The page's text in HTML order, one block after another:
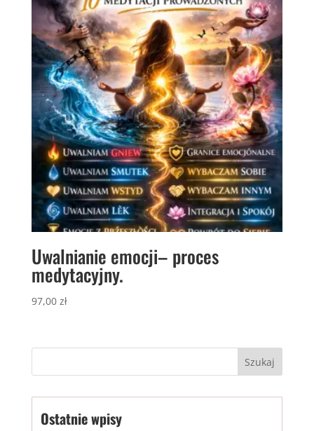
Uwalnianie emocji– proces
medytacyjny.
97,00 zł
Ostatnie wpisy